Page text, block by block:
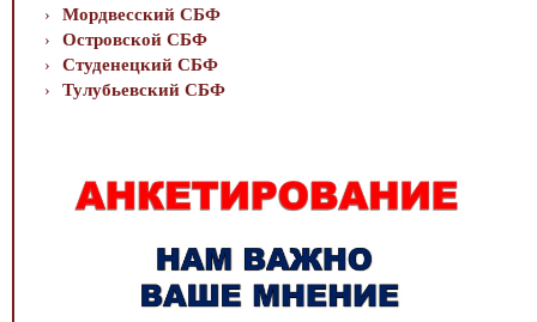
Мордвесский СБФ
Островской СБФ
Студенецкий СБФ
Тулубьевский СБФ